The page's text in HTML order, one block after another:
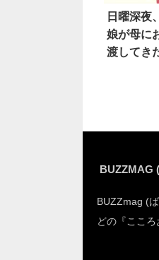
日曜深夜
娘が母に
渡してき
BUZZMAG
BUZZmag (
どの『こころ